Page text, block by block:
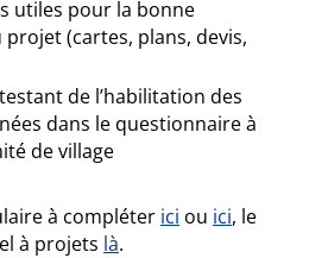
utiles pour la bonne
(cartes, plans, devis,
de l’habilitation des
dans le questionnaire à
de village
à compléter ici ou ici, le
à projets là.